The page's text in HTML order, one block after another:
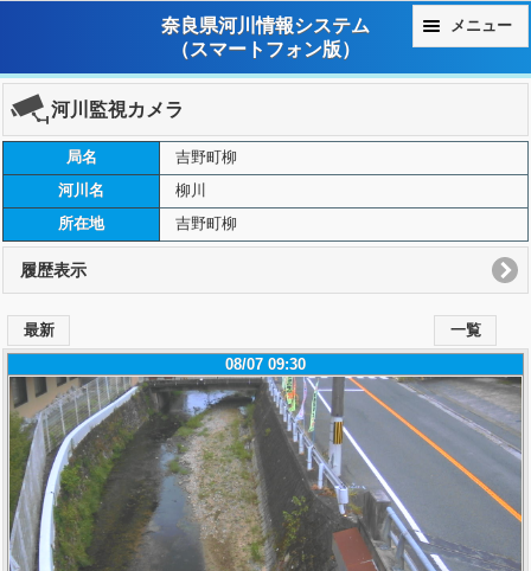
奈良県河川情報システム
（スマートフォン版）
メニュー
河川監視カメラ
局名
吉野町柳
河川名
柳川
所在地
吉野町柳
履歴表示
最新 一覧
08/07 09:30